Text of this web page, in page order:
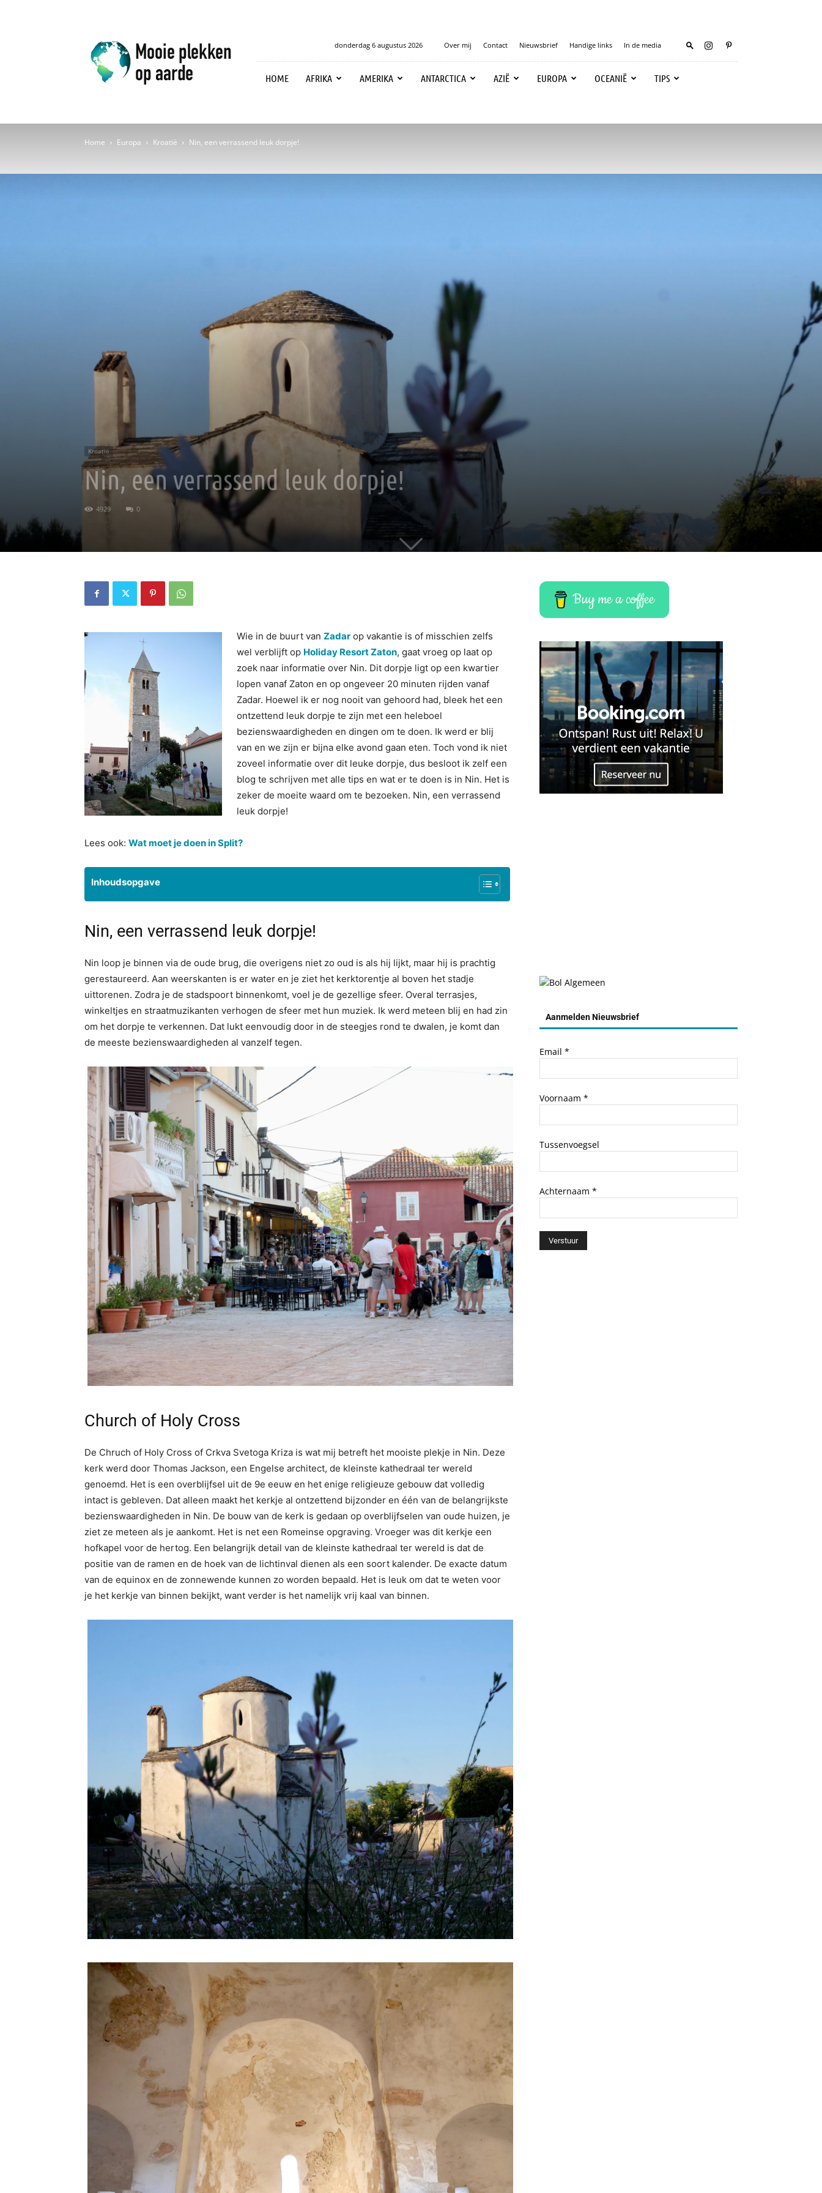
Mooie
plekken
op
aarde
donderdag 6 augustus 2026 Over mij Contact Nieuwsbrief Handige links In de media
HOME AFRIKA AMERIKA ANTARCTICA AZIË EUROPA OCEANIË TIPS
Home Europa Kroatië Nin, een verrassend leuk dorpje!
Kroatië
Nin, een verrassend leuk dorpje!
4929 0
Wie in de buurt van Zadar op vakantie is of misschien zelfs
wel verblijft op Holiday Resort Zaton, gaat vroeg op laat op
zoek naar informatie over Nin. Dit dorpje ligt op een kwartier
lopen vanaf Zaton en op ongeveer 20 minuten rijden vanaf
Zadar. Hoewel ik er nog nooit van gehoord had, bleek het een
ontzettend leuk dorpje te zijn met een heleboel
bezienswaardigheden en dingen om te doen. Ik werd er blij
van en we zijn er bijna elke avond gaan eten. Toch vond ik niet
zoveel informatie over dit leuke dorpje, dus besloot ik zelf een
blog te schrijven met alle tips en wat er te doen is in Nin. Het is
zeker de moeite waard om te bezoeken. Nin, een verrassend
leuk dorpje!
Lees ook: Wat moet je doen in Split?
Inhoudsopgave
Nin, een verrassend leuk dorpje!
Nin loop je binnen via de oude brug, die overigens niet zo oud is als hij lijkt, maar hij is prachtig
gerestaureerd. Aan weerskanten is er water en je ziet het kerktorentje al boven het stadje
uittorenen. Zodra je de stadspoort binnenkomt, voel je de gezellige sfeer. Overal terrasjes,
winkeltjes en straatmuzikanten verhogen de sfeer met hun muziek. Ik werd meteen blij en had zin
om het dorpje te verkennen. Dat lukt eenvoudig door in de steegjes rond te dwalen, je komt dan
de meeste bezienswaardigheden al vanzelf tegen.
Church of Holy Cross
De Chruch of Holy Cross of Crkva Svetoga Kriza is wat mij betreft het mooiste plekje in Nin. Deze
kerk werd door Thomas Jackson, een Engelse architect, de kleinste kathedraal ter wereld
genoemd. Het is een overblijfsel uit de 9e eeuw en het enige religieuze gebouw dat volledig
intact is gebleven. Dat alleen maakt het kerkje al ontzettend bijzonder en één van de belangrijkste
bezienswaardigheden in Nin. De bouw van de kerk is gedaan op overblijfselen van oude huizen, je
ziet ze meteen als je aankomt. Het is net een Romeinse opgraving. Vroeger was dit kerkje een
hofkapel voor de hertog. Een belangrijk detail van de kleinste kathedraal ter wereld is dat de
positie van de ramen en de hoek van de lichtinval dienen als een soort kalender. De exacte datum
van de equinox en de zonnewende kunnen zo worden bepaald. Het is leuk om dat te weten voor
je het kerkje van binnen bekijkt, want verder is het namelijk vrij kaal van binnen.
Buy me a coffee
Aanmelden Nieuwsbrief
Email *
Voornaam *
Tussenvoegsel
Achternaam *